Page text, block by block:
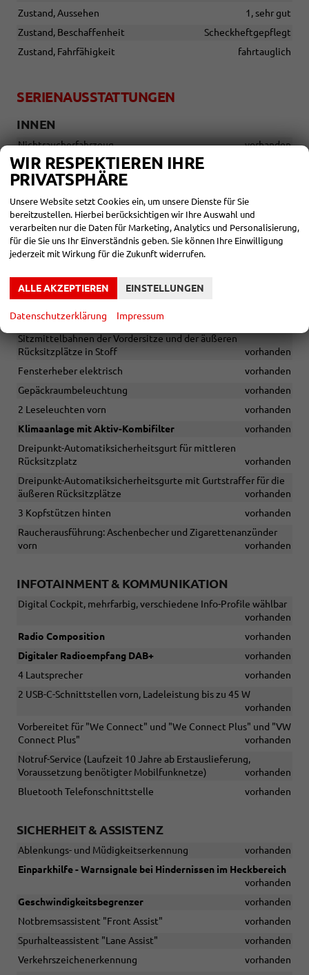
Zustand, Aussehen
1, sehr gut
Zustand, Beschaffenheit
Scheckheftgepflegt
Zustand, Fahrfähigkeit
fahrtauglich
SERIENAUSSTATTUNGEN
INNEN
Nichtraucherfahrzeug
vorhanden
Dachhimmel in Ceramique
Dekoreinlagen "Licorice Black" für Instrumententafel und
Türverkleidungen vorn
Fahrersitz mit Höheneinstellung
vorhanden
Lenksäule mit Höhen- und Längseinstellung
vorhanden
Make-up-Spiegel beleuchtet in den Sonnenblenden
Multifunktionslenkrad
Sitzmittelbahnen der Vordersitze und der äußeren
Rücksitzplätze in Stoff
vorhanden
Fensterheber elektrisch
vorhanden
Gepäckraumbeleuchtung
vorhanden
2 Leseleuchten vorn
vorhanden
Klimaanlage mit Aktiv-Kombifilter
vorhanden
Dreipunkt-Automatiksicherheitsgurt für mittleren
Rücksitzplatz
vorhanden
Dreipunkt-Automatiksicherheitsgurte mit Gurtstraffer für die
äußeren Rücksitzplätze
vorhanden
3 Kopfstützen hinten
vorhanden
Raucherausführung: Aschenbecher und Zigarettenanzünder
vorn
vorhanden
INFOTAINMENT & KOMMUNIKATION
Digital Cockpit, mehrfarbig, verschiedene Info-Profile wählbar
vorhanden
Radio Composition
vorhanden
Digitaler Radioempfang DAB+
vorhanden
4 Lautsprecher
vorhanden
2 USB-C-Schnittstellen vorn, Ladeleistung bis zu 45 W
vorhanden
Vorbereitet für "We Connect" und "We Connect Plus" und "VW
Connect Plus"
vorhanden
Notruf-Service (Laufzeit 10 Jahre ab Erstauslieferung,
Voraussetzung benötigter Mobilfunknetze)
vorhanden
Bluetooth Telefonschnittstelle
vorhanden
SICHERHEIT & ASSISTENZ
Ablenkungs- und Müdigkeitserkennung
vorhanden
Einparkhilfe - Warnsignale bei Hindernissen im Heckbereich
vorhanden
Geschwindigkeitsbegrenzer
vorhanden
Notbremsassistent "Front Assist"
vorhanden
Spurhalteassistent "Lane Assist"
vorhanden
Verkehrszeichenerkennung
vorhanden
WIR RESPEKTIEREN IHRE
PRIVATSPHÄRE
Unsere Website setzt Cookies ein, um unsere Dienste für Sie
bereitzustellen. Hierbei berücksichtigen wir Ihre Auswahl und
verarbeiten nur die Daten für Marketing, Analytics und Personalisierung,
für die Sie uns Ihr Einverständnis geben. Sie können Ihre Einwilligung
jederzeit mit Wirkung für die Zukunft widerrufen.
ALLE AKZEPTIEREN EINSTELLUNGEN
Datenschutzerklärung Impressum